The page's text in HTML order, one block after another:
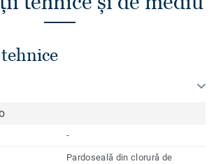
-
Pardoseală din clorură de